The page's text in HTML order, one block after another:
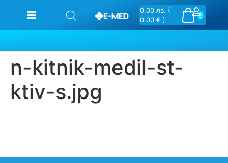
0
0.00 лв. (
0.00 € )
n-kitnik-medil-st-
ktiv-s.jpg